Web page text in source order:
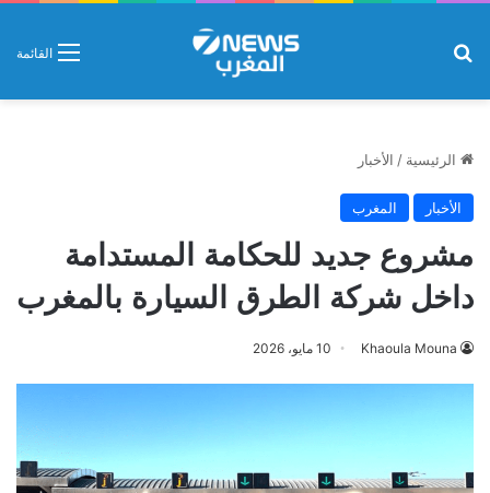
القائمة
الرئيسية / الأخبار
الأخبار المغرب
مشروع جديد للحكامة المستدامة
داخل شركة الطرق السيارة بالمغرب
Khaoula Mouna 10 مايو، 2026